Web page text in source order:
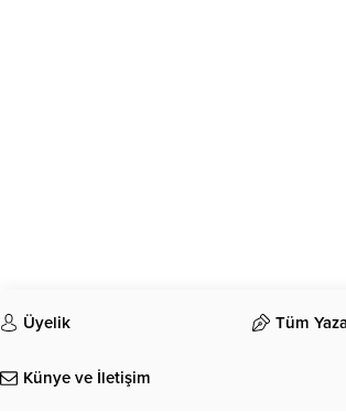
Üyelik Tüm
Künye ve İletişim